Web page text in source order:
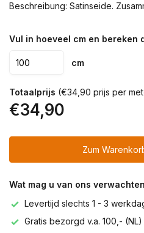
Beschreibung: Satinseide.
Vul in hoeveel cm en bereken
cm
Totaalprijs (€34,90 prijs per
€34,90
Zum
Wat mag u van ons verwachten
Levertijd slechts 1 - 3
Gratis bezorgd v.a. 100,- (NL)